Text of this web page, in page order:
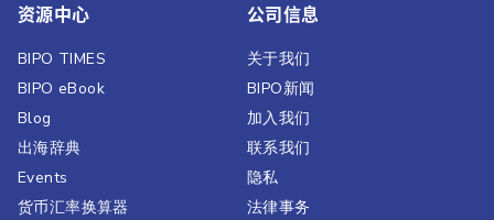
资源中心
BIPO TIMES
BIPO eBook
Blog
出海辞典
Events
货币汇率换算器
公司信息
关于我们
BIPO新闻​
加入我们
联系我们
隐私
法律事务